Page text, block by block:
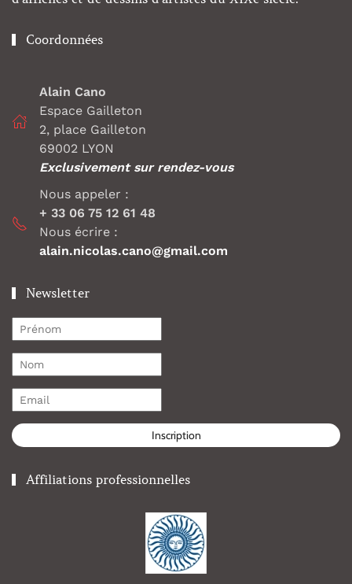
Coordonnées
Alain Cano
Espace Gailleton
2, place Gailleton
69002 LYON
Exclusivement sur rendez-vous
Nous appeler :
+ 33 06 75 12 61 48
Nous écrire :
alain.nicolas.cano@gmail.com
Newsletter
Inscription
Affiliations professionnelles